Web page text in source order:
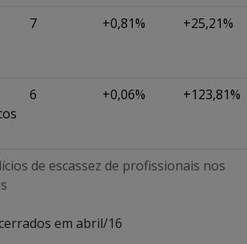
de escassez de profissionais nos
7 +0,81% +25,21%
6 +0,06% +123,81%
em abril/16